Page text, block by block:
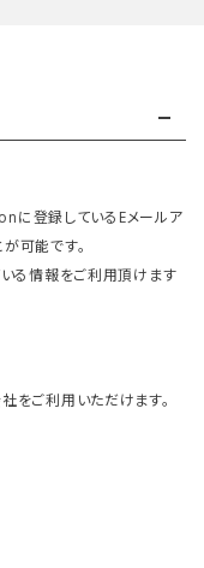
に登録しているEメールア
可能です。
る情報をご利用頂けます
をご利用いただけます。